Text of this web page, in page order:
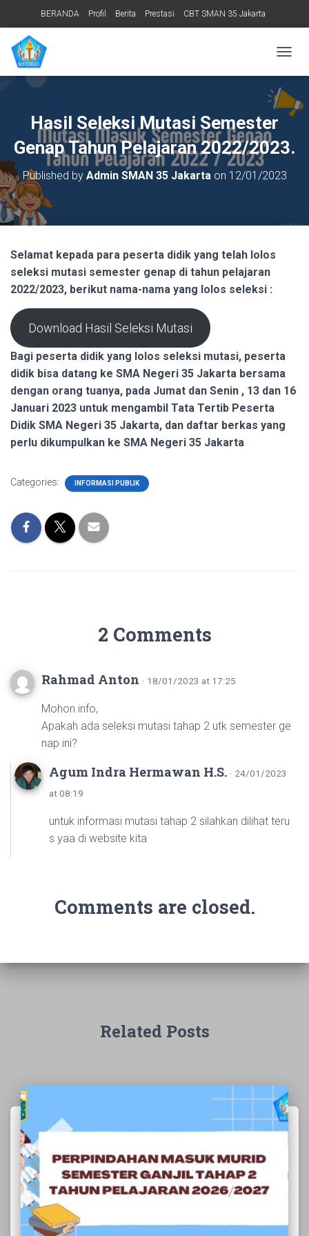
BERANDA Profil Berita Prestasi CBT SMAN 35 Jakarta
PERPUSTAKAAN
O
G
N
A
I
Hasil Seleksi Mutasi Semester
Genap Tahun Pelajaran 2022/2023.
Published by Admin SMAN 35 Jakartaon 12/01/2023
Selamat kepada para peserta didik yang telah lolos
seleksi mutasi semester genap di tahun pelajaran
2022/2023, berikut nama-nama yang lolos seleksi :
Download Hasil Seleksi Mutasi
Bagi peserta didik yang lolos seleksi mutasi, peserta
didik bisa datang ke SMA Negeri 35 Jakarta bersama
dengan orang tuanya, pada Jumat dan Senin , 13 dan 16
Januari 2023 untuk mengambil Tata Tertib Peserta
Didik SMA Negeri 35 Jakarta, dan daftar berkas yang
perlu dikumpulkan ke SMA Negeri 35 Jakarta
Categories: INFORMASI PUBLIK
2 Comments
Rahmad Anton · 18/01/2023 at 17:25
Mohon info,
Apakah ada seleksi mutasi tahap 2 utk semester ge
nap ini?
Agum Indra Hermawan H.S. · 24/01/2023
at 08:19
untuk informasi mutasi tahap 2 silahkan dilihat teru
s yaa di website kita
Comments are closed.
Related Posts